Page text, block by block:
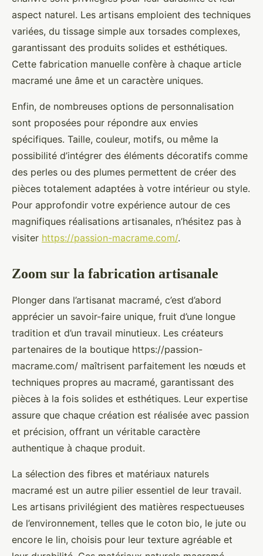
aspect naturel. Les artisans emploient des techniques
variées, du tissage simple aux torsades complexes,
garantissant des produits solides et esthétiques.
Cette fabrication manuelle confère à chaque article
macramé une âme et un caractère uniques.
Enfin, de nombreuses options de personnalisation
sont proposées pour répondre aux envies
spécifiques. Taille, couleur, motifs, ou même la
possibilité d’intégrer des éléments décoratifs comme
des perles ou des plumes permettent de créer des
pièces totalement adaptées à votre intérieur ou style.
Pour approfondir votre expérience autour de ces
magnifiques réalisations artisanales, n’hésitez pas à
visiter https://passion-macrame.com/.
Zoom sur la fabrication artisanale
Plonger dans l’artisanat macramé, c’est d’abord
apprécier un savoir-faire unique, fruit d’une longue
tradition et d’un travail minutieux. Les créateurs
partenaires de la boutique https://passion-
macrame.com/ maîtrisent parfaitement les nœuds et
techniques propres au macramé, garantissant des
pièces à la fois solides et esthétiques. Leur expertise
assure que chaque création est réalisée avec passion
et précision, offrant un véritable caractère
authentique à chaque produit.
La sélection des fibres et matériaux naturels
macramé est un autre pilier essentiel de leur travail.
Les artisans privilégient des matières respectueuses
de l’environnement, telles que le coton bio, le jute ou
encore le lin, choisis pour leur texture agréable et